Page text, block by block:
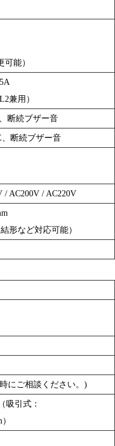
可能）
兼用）
断続ブザー音
断続ブザー音
/ AC200V / AC220V
形など対応可能）
にご相談ください。)
吸引式：